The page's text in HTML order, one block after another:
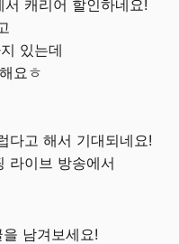
캐리어 할인하네요!
있는데
요ㅎ
다고 해서 기대되네요!
라이브 방송에서
남겨보세요!